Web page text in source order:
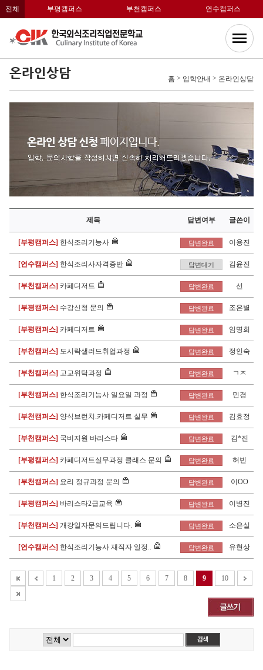
전체 부평캠퍼스 부천캠퍼스 연수캠퍼스
온라인상담 홈 > 입학안내 > 온라인상담
제목 답변여부 글쓴이
[부평캠퍼스] 한식조리기능사 답변완료 이용진
[연수캠퍼스] 한식조리사자격증반 답변대기 김윤진
[부천캠퍼스] 카페디저트 답변완료 선
[부평캠퍼스] 수강신청 문의 답변완료 조은별
[부평캠퍼스] 카페디저트 답변완료 임명희
[부천캠퍼스] 도시락샐러드취업과정 답변완료 정인숙
[부천캠퍼스] 고교위탁과정 답변완료 ㄱㅈ
[부천캠퍼스] 한식조리기능사 일요일 과정 답변완료 민경
[부천캠퍼스] 양식브런치.카페디저트 실무 답변완료 김효정
[부천캠퍼스] 국비지원 바리스타 답변완료 김*진
[부평캠퍼스] 카페디저트실무과정 클래스 문의 답변완료 허빈
[부천캠퍼스] 요리 정규과정 문의 답변완료 이OO
[부평캠퍼스] 바리스타2급교육 답변완료 이병진
[부천캠퍼스] 개강일자문의드립니다. 답변완료 소은실
[연수캠퍼스] 한식조리기능사 재직자 일정.. 답변완료 유현상
1 2 3 4 5 6 7 8 9 10